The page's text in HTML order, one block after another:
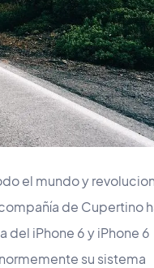
el mundo y
de Cupertino
del iPhone 6 y iPhone 6
su sistema